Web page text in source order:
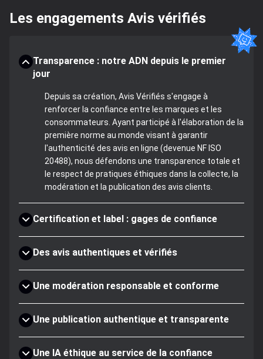
Les engagements Avis vérifiés
Transparence : notre ADN depuis le premier
jour
Depuis sa création, Avis Vérifiés s'engage à
renforcer la confiance entre les marques et les
consommateurs. Ayant participé à l'élaboration de la
première norme au monde visant à garantir
l'authenticité des avis en ligne (devenue NF ISO
20488), nous défendons une transparence totale et
le respect de pratiques éthiques dans la collecte, la
modération et la publication des avis clients.
Certification et label : gages de confiance
Des avis authentiques et vérifiés
Une modération responsable et conforme
Une publication authentique et transparente
Une IA éthique au service de la confiance